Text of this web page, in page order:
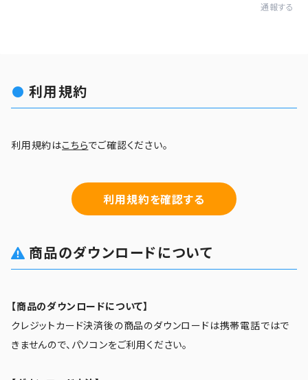
通報する
利用規約
利用規約はこちらでご確認ください。
利用規約を確認する
商品のダウンロードについて
【商品のダウンロードについて】
クレジットカード決済後の商品のダウンロードは携帯電話ではで
きませんので、パソコンをご利用ください。